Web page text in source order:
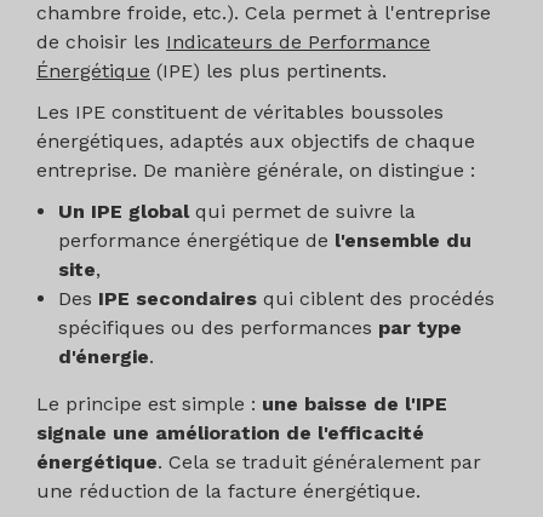
chambre froide, etc.). Cela permet à l'entreprise
de choisir les Indicateurs de Performance
Énergétique (IPE) les plus pertinents.
Les IPE constituent de véritables boussoles
énergétiques, adaptés aux objectifs de chaque
entreprise. De manière générale, on distingue :
Un IPE globalqui permet de suivre la
performance énergétique de l'ensemble du
site,
Des IPE secondaires qui ciblent des procédés
spécifiques ou des performances par type
d'énergie.
Le principe est simple : une baisse de l'IPE
signale une amélioration de l'efficacité
énergétique. Cela se traduit généralement par
une réduction de la facture énergétique.